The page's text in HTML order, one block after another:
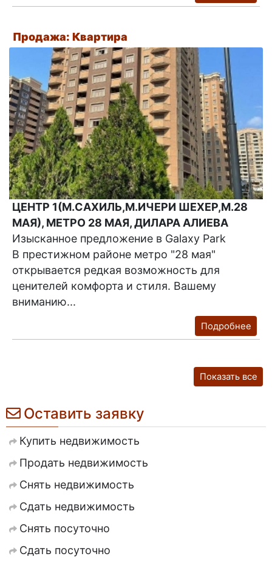
Оставить заявку
Купить недвижимость
Продать недвижимость
Снять недвижимость
Сдать недвижимость
Снять посуточно
Сдать посуточно
Продажа: Квартира
ЦЕНТР 1(М.САХИЛЬ,М.ИЧЕРИ ШЕХЕР,М.28
МАЯ), МЕТРО 28 МАЯ, ДИЛАРА АЛИЕВА
Изысканное предложение в Galaxy Park
В престижном районе метро "28 мая"
открывается редкая возможность для
ценителей комфорта и стиля. Вашему
вниманию...
Подробнее
Показать все